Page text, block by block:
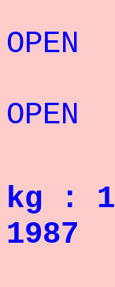
kg :
1987